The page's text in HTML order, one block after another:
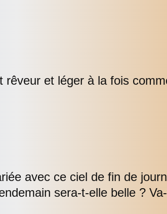
et léger à la fois
avec ce ciel de fin de
sera-t-elle belle ?